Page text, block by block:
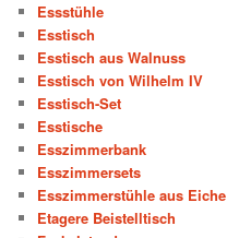
Essstühle
Esstisch
Esstisch aus Walnuss
Esstisch von Wilhelm IV
Esstisch-Set
Esstische
Esszimmerbank
Esszimmersets
Esszimmerstühle aus Eiche
Etagere Beistelltisch